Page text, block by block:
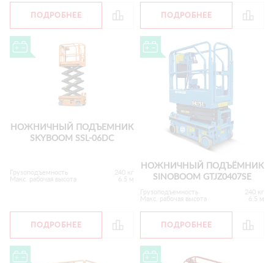
ПОДРОБНЕЕ ПОДРОБНЕЕ
НОЖНИЧНЫЙ ПОДЪЕМНИК
SKYBOOM SSL-06DC
Грузоподъемность
240 кг
Макс. рабочая высота
6.5 м
ПОДРОБНЕЕ
НОЖНИЧНЫЙ ПОДЪЁМНИК
SINOBOOM GTJZ0407SE
Грузоподъемность
240 кг
Макс. рабочая высота
6.5 м
ПОДРОБНЕЕ